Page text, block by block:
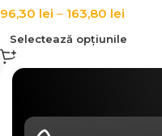
96,30 lei – 163,80 lei
Selectează opțiunile